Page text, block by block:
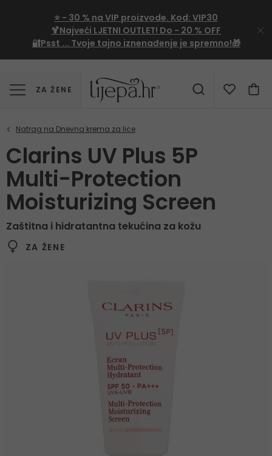
⭐ - 30 % na VIP proizvode. Kod: VIP30
🍹Najveći LJETNI OUTLET! Do - 20 % OFF
🔐Psst ... Tvoje tajno iznenađenje je spremno!🎁
ZA ŽENE
Clarins UV Plus 5P
Multi-Protection
Moisturizing Screen
Zaštitna i hidratantna tekućina za kožu
ZA ŽENE